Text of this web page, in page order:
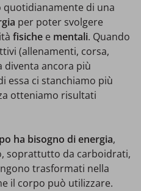
di una
per poter svolgere
fisiche e mentali. Quando
(allenamenti, corsa,
diventa ancora più
essa ci stanchiamo più
otteniamo risultati
ha bisogno di energia,
soprattutto da carboidrati,
trasformati nella
il corpo può utilizzare.